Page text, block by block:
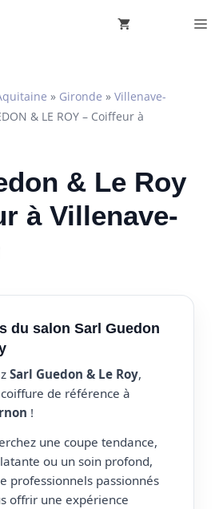
» Gironde » Villenave-
& LE ROY – Coiffeur à
& Le Roy
à Villenave-
du salon Sarl Guedon
Sarl Guedon & Le Roy,
de référence à
!
une coupe tendance,
ou un soin profond,
professionnels passionnés
offrir une expérience